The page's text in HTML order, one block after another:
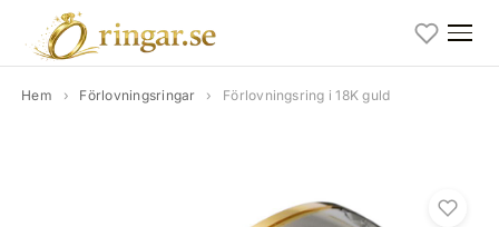
Hem › Förlovningsringar › Förlovningsring i 18K guld